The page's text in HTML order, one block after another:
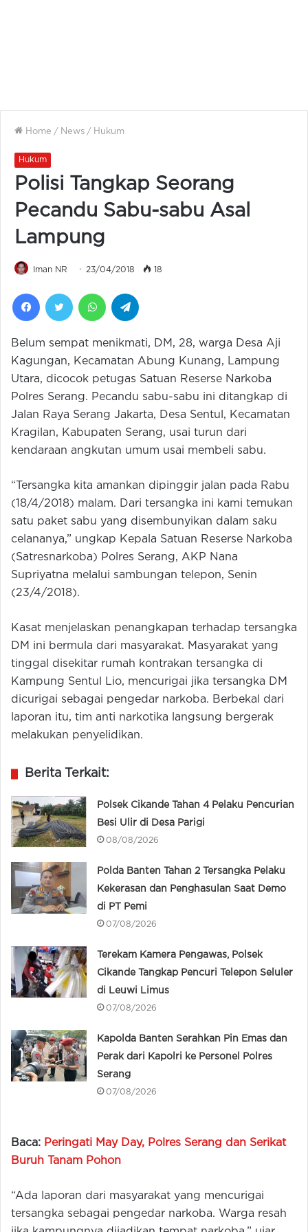
Home / News / Hukum
Hukum
Polisi Tangkap Seorang
Pecandu Sabu-sabu Asal
Lampung
Iman NR 23/04/2018 18
FacebookTwitter WhatsApp
Belum sempat menikmati, DM, 28, warga Desa Aji
Kagungan, Kecamatan Abung Kunang, Lampung
Utara, dicocok petugas Satuan Reserse Narkoba
Polres Serang. Pecandu sabu-sabu ini ditangkap di
Jalan Raya Serang Jakarta, Desa Sentul, Kecamatan
Kragilan, Kabupaten Serang, usai turun dari
kendaraan angkutan umum usai membeli sabu.
“Tersangka kita amankan dipinggir jalan pada Rabu
(18/4/2018) malam. Dari tersangka ini kami temukan
satu paket sabu yang disembunyikan dalam saku
celananya,” ungkap Kepala Satuan Reserse Narkoba
(Satresnarkoba) Polres Serang, AKP Nana
Supriyatna melalui sambungan telepon, Senin
(23/4/2018).
Kasat menjelaskan penangkapan terhadap tersangka
DM ini bermula dari masyarakat. Masyarakat yang
tinggal disekitar rumah kontrakan tersangka di
Kampung Sentul Lio, mencurigai jika tersangka DM
dicurigai sebagai pengedar narkoba. Berbekal dari
laporan itu, tim anti narkotika langsung bergerak
melakukan penyelidikan.
Berita Terkait:
Polsek Cikande Tahan 4 Pelaku Pencurian
Besi Ulir di Desa Parigi
08/08/2026
Polda Banten Tahan 2 Tersangka Pelaku
Kekerasan dan Penghasulan Saat Demo
di PT Pemi
07/08/2026
Terekam Kamera Pengawas, Polsek
Cikande Tangkap Pencuri Telepon Seluler
di Leuwi Limus
07/08/2026
Kapolda Banten Serahkan Pin Emas dan
Perak dari Kapolri ke Personel Polres
Serang
07/08/2026
Baca: Peringati May Day, Polres Serang dan Serikat
Buruh Tanam Pohon
“Ada laporan dari masyarakat yang mencurigai
tersangka sebagai pengedar narkoba. Warga resah